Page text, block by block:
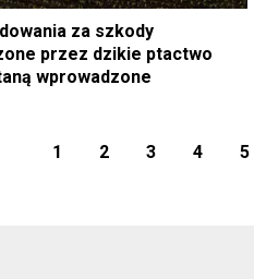
za szkody
przez dzikie ptactwo
wprowadzone
1 2 3 4 5